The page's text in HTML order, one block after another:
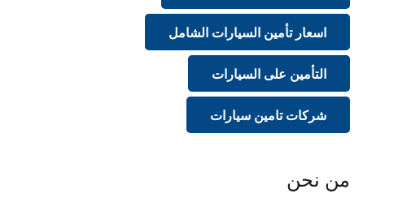
اسعار تأمين السيارات الشامل
التأمين على السيارات
شركات تامين سيارات
من نحن